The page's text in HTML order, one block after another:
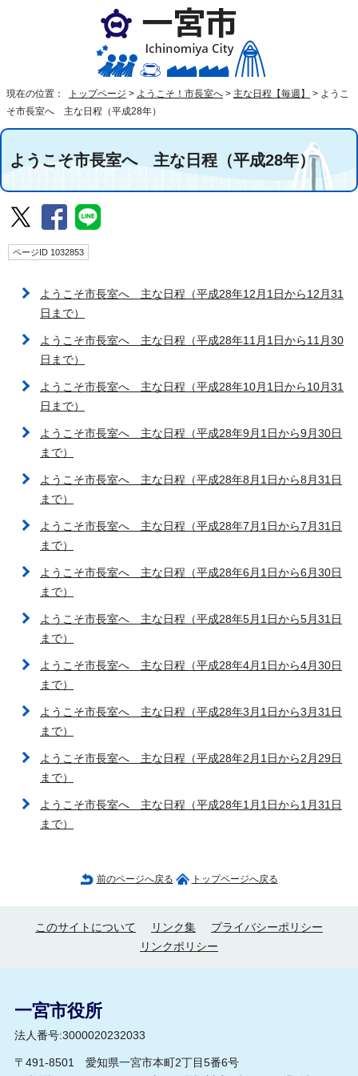
現在の位置： トップページ > ようこそ！市長室へ > 主な日程【毎週】 > ようこ
そ市長室へ 主な日程（平成28年）
ようこそ市長室へ 主な日程（平成28年）
ページID 1032853
ようこそ市長室へ 主な日程（平成28年12月1日から12月31
日まで）
ようこそ市長室へ 主な日程（平成28年11月1日から11月30
日まで）
ようこそ市長室へ 主な日程（平成28年10月1日から10月31
日まで）
ようこそ市長室へ 主な日程（平成28年9月1日から9月30日
まで）
ようこそ市長室へ 主な日程（平成28年8月1日から8月31日
まで）
ようこそ市長室へ 主な日程（平成28年7月1日から7月31日
まで）
ようこそ市長室へ 主な日程（平成28年6月1日から6月30日
まで）
ようこそ市長室へ 主な日程（平成28年5月1日から5月31日
まで）
ようこそ市長室へ 主な日程（平成28年4月1日から4月30日
まで）
ようこそ市長室へ 主な日程（平成28年3月1日から3月31日
まで）
ようこそ市長室へ 主な日程（平成28年2月1日から2月29日
まで）
ようこそ市長室へ 主な日程（平成28年1月1日から1月31日
まで）
前のページへ戻る トップページへ戻る
このサイトについて リンク集
プライバシーポリシー
リンクポリシー
一宮市役所
法人番号:3000020232033
〒491-8501 愛知県一宮市本町2丁目5番6号